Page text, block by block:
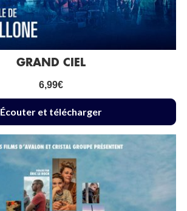
GRAND CIEL
6,99€
Écouter et télécharger